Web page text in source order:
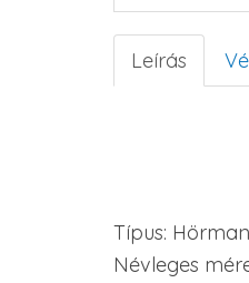
Leírás
Típus:
Névleges